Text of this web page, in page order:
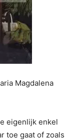
Magdalena
eigenlijk enkel
toe gaat of zoals